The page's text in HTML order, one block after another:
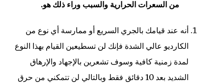
من السعرات الحرارية والسبب وراء ذلك هو.
أنه عند قيامك بالجري السريع أو ممارسة أي نوع من
الكارديو عالي الشدة فإنك لن تسطيعين القيام بهذا النوع
لمدة زمنية كافية وسوف تشعرين بالإجهاد والإرهاق
الشديد بعد 10 دقائق فقط وبالتالي لن تتمكني من حرق